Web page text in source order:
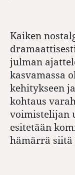
Kaiken
julman
kasvamassa
kehitykseen
kohtaus
voimistelijan
esitetään
hämärrä siitä